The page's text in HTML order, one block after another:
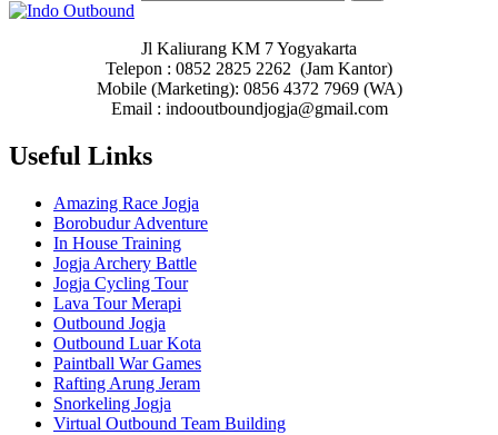
Jl Kaliurang KM 7 Yogyakarta
Telepon : 0852 2825 2262 (Jam Kantor)
Mobile (Marketing): 0856 4372 7969 (WA)
Email : indooutboundjogja@gmail.com
Useful Links
Amazing Race Jogja
Borobudur Adventure
In House Training
Jogja Archery Battle
Jogja Cycling Tour
Lava Tour Merapi
Outbound Jogja
Outbound Luar Kota
Paintball War Games
Rafting Arung Jeram
Snorkeling Jogja
Virtual Outbound Team Building